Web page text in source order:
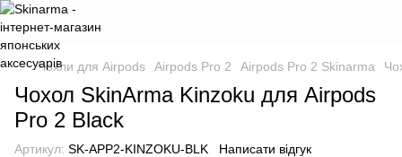
Чохли для Airpods Airpods Pro 2 Airpods Pro 2 Skinarma
Чохол SkinArma Kinzoku для Airpods
Pro 2 Black
Артикул: SK-APP2-KINZOKU-BLK Написати відгук